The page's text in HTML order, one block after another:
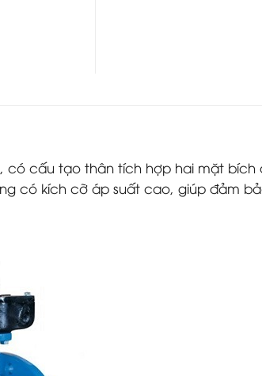
có cấu tạo thân tích hợp hai mặt bích
có kích cỡ áp suất cao, giúp đảm